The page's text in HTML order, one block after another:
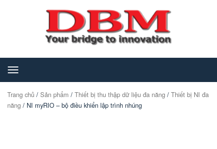
Toggle
navigation
Trang chủ / Sản phẩm / Thiết bị thu thập dữ liệu đa năng / Thiết bị NI đa
năng / NI myRIO – bộ điều khiển lập trình nhúng